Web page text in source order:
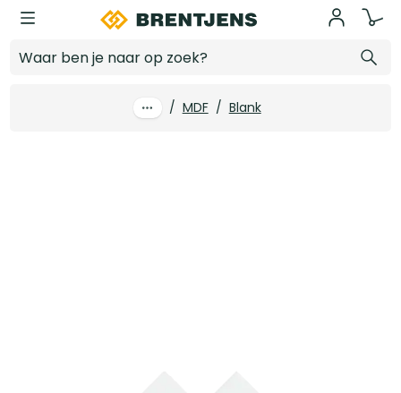
Ga naar hoofdinhoud
/ MDF / Blank
Log in voor prijzen